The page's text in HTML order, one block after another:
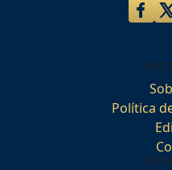
Política